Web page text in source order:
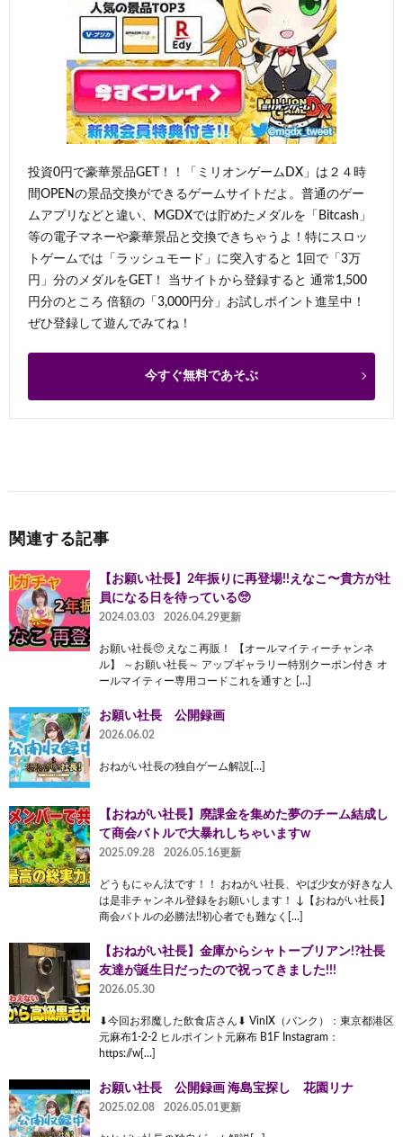
投資0円で豪華景品GET！！「ミリオンゲームDX」は２４時
間OPENの景品交換ができるゲームサイトだよ。普通のゲー
ムアプリなどと違い、MGDXでは貯めたメダルを「Bitcash」
等の電子マネーや豪華景品と交換できちゃうよ！特にスロッ
トゲームでは「ラッシュモード」に突入すると 1回で「3万
円」分のメダルをGET！ 当サイトから登録すると 通常1,500
円分のところ 倍額の「3,000円分」お試しポイント進呈中！
ぜひ登録して遊んでみてね！
今すぐ無料であそぶ
関連する記事
【お願い社長】2年振りに再登場!!えなこ〜貴方が社
員になる日を待っている🥺
2024.03.03 2026.04.29更新
お願い社長🥺 えなこ再販！ 【オールマイティーチャンネ
ル】 ～お願い社長～ アップギャラリー特別クーポン付き オ
ールマイティー専用コードこれを通すと […]
お願い社長 公開録画
2026.06.02
おねがい社長の独自ゲーム解説[…]
【おねがい社長】廃課金を集めた夢のチーム結成し
て商会バトルで大暴れしちゃいますw
2025.09.28 2026.05.16更新
どうもにゃん汰です！！ おねがい社長、やば少女が好きな人
は是非チャンネル登録をお願いします！ ↓【おねがい社長】
商会バトルの必勝法!!初心者でも難なく[…]
【おねがい社長】金庫からシャトーブリアン!?社長
友達が誕生日だったので祝ってきました!!!
2026.05.30
⬇︎今回お邪魔した飲食店さん⬇︎ VinIX（バンク）：東京都港区
元麻布1-2-2 ヒルポイント元麻布 B1F Instagram：
https://w[…]
お願い社長 公開録画 海島宝探し 花園リナ
2025.02.08 2026.05.01更新